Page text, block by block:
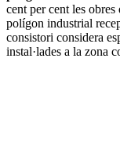
cent per cent les
polígon industrial
consistori considera
instal·lades a la zona